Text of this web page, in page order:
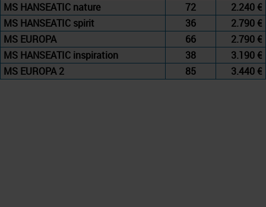
MS HANSEATIC nature 72
2.240 €
MS HANSEATIC spirit
36
2.790 €
MS EUROPA
66
2.790 €
MS HANSEATIC inspiration
38
3.190 €
MS EUROPA 2
85 3.440 €